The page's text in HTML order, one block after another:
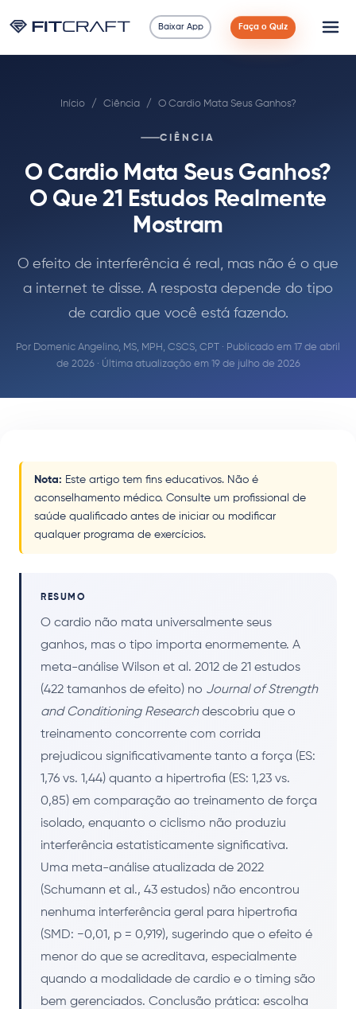
Baixar App Faça o Quiz
90 Dias
Início / Ciência / O Cardio Mata Seus Ganhos?
CIÊNCIA
O Cardio Mata Seus Ganhos?
O Que 21 Estudos Realmente
Mostram
O efeito de interferência é real, mas não é o que
a internet te disse. A resposta depende do tipo
de cardio que você está fazendo.
Por Domenic Angelino, MS, MPH, CSCS, CPT · Publicado em 17 de abril
de 2026 · Última atualização em 19 de julho de 2026
Nota: Este artigo tem fins educativos. Não é
aconselhamento médico. Consulte um profissional de
saúde qualificado antes de iniciar ou modificar
qualquer programa de exercícios.
RESUMO
O cardio não mata universalmente seus
ganhos, mas o tipo importa enormemente. A
meta-análise Wilson et al. 2012 de 21 estudos
(422 tamanhos de efeito) no Journal of Strength
and Conditioning Researchdescobriu que o
treinamento concorrente com corrida
prejudicou significativamente tanto a força (ES:
1,76 vs. 1,44) quanto a hipertrofia (ES: 1,23 vs.
0,85) em comparação ao treinamento de força
isolado, enquanto o ciclismo não produziu
interferência estatisticamente significativa.
Uma meta-análise atualizada de 2022
(Schumann et al., 43 estudos) não encontrou
nenhuma interferência geral para hipertrofia
(SMD: −0,01, p = 0,919), sugerindo que o efeito é
menor do que se acreditava, especialmente
quando a modalidade de cardio e o timing são
bem gerenciados. Conclusão prática: escolha